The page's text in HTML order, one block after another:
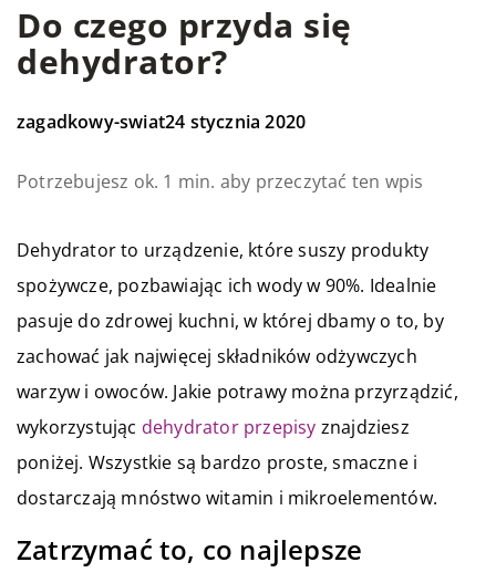
Do czego przyda się
dehydrator?
zagadkowy-swiat24 stycznia 2020
Potrzebujesz ok. 1 min. aby przeczytać ten wpis
Dehydrator to urządzenie, które suszy produkty
spożywcze, pozbawiając ich wody w 90%. Idealnie
pasuje do zdrowej kuchni, w której dbamy o to, by
zachować jak najwięcej składników odżywczych
warzyw i owoców. Jakie potrawy można przyrządzić,
wykorzystując dehydrator przepisy znajdziesz
poniżej. Wszystkie są bardzo proste, smaczne i
dostarczają mnóstwo witamin i mikroelementów.
Zatrzymać to, co najlepsze